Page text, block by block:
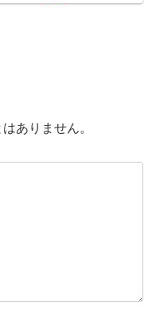
ありません。